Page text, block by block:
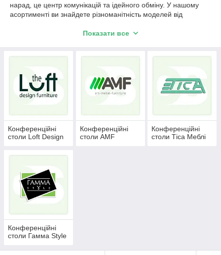
нарад, це центр комунікацій та ідейного обміну. У нашому
асортименті ви знайдете різноманітність моделей від
семінари – це не просто рутинні події, а динамічні, насичені
конференц-стіл стає серцем цих процесів, центром тяжіння
уваги та генерації рішень.
Office Systems 24
пропонує широкий вибір конференц-
створити атмосферу продуктивності, комфорту та
впевненості.
Показати все
Конференційні
столи Loft Design
Конференційні
столи AMF
Конференційні
столи Тіса Меблі
Конференційні
столи Гамма Style